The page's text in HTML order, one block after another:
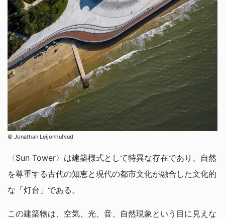
© Jonathan Leijonhufvud
〈Sun Tower〉は建築様式として特異な存在であり、自然
を尊重する古代の知恵と現代の都市文化が融合した文化的
な「灯台」である。
この建築物は、空気、光、音、自然現象という目に見えな